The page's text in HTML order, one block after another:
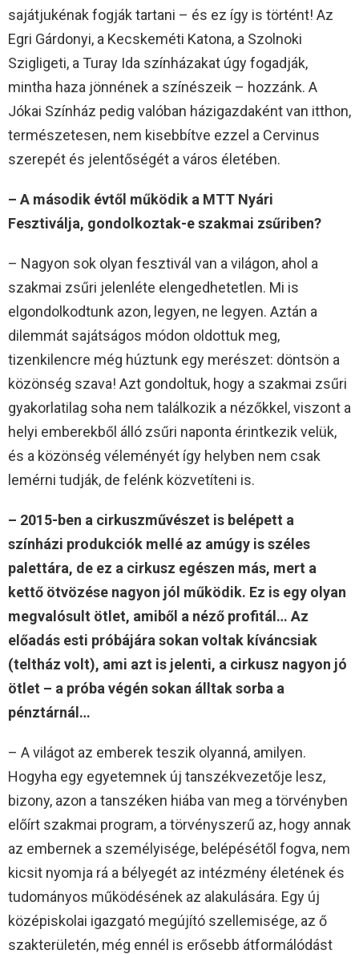
sajátjukénak fogják tartani – és ez így is történt! Az
Egri Gárdonyi, a Kecskeméti Katona, a Szolnoki
Szigligeti, a Turay Ida színházakat úgy fogadják,
mintha haza jönnének a színészeik – hozzánk. A
Jókai Színház pedig valóban házigazdaként van itthon,
természetesen, nem kisebbítve ezzel a Cervinus
szerepét és jelentőségét a város életében.
– A második évtől működik a MTT Nyári
Fesztiválja, gondolkoztak-e szakmai zsűriben?
– Nagyon sok olyan fesztivál van a világon, ahol a
szakmai zsűri jelenléte elengedhetetlen. Mi is
elgondolkodtunk azon, legyen, ne legyen. Aztán a
dilemmát sajátságos módon oldottuk meg,
tizenkilencre még húztunk egy merészet: döntsön a
közönség szava! Azt gondoltuk, hogy a szakmai zsűri
gyakorlatilag soha nem találkozik a nézőkkel, viszont a
helyi emberekből álló zsűri naponta érintkezik velük,
és a közönség véleményét így helyben nem csak
lemérni tudják, de felénk közvetíteni is.
– 2015-ben a cirkuszművészet is belépett a
színházi produkciók mellé az amúgy is széles
palettára, de ez a cirkusz egészen más, mert a
kettő ötvözése nagyon jól működik. Ez is egy olyan
megvalósult ötlet, amiből a néző profitál… Az
előadás esti próbájára sokan voltak kíváncsiak
(teltház volt), ami azt is jelenti, a cirkusz nagyon jó
ötlet – a próba végén sokan álltak sorba a
pénztárnál…
– A világot az emberek teszik olyanná, amilyen.
Hogyha egy egyetemnek új tanszékvezetője lesz,
bizony, azon a tanszéken hiába van meg a törvényben
előírt szakmai program, a törvényszerű az, hogy annak
az embernek a személyisége, belépésétől fogva, nem
kicsit nyomja rá a bélyegét az intézmény életének és
tudományos működésének az alakulására. Egy új
középiskolai igazgató megújító szellemisége, az ő
szakterületén, még ennél is erősebb átformálódást